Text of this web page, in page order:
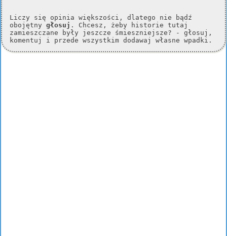
Liczy się opinia większości, dlatego nie bądź
obojętny głosuj . Chcesz, żeby historie tutaj
zamieszczane były jeszcze śmieszniejsze? - głosuj,
komentuj i przede wszystkim dodawaj własne wpadki.